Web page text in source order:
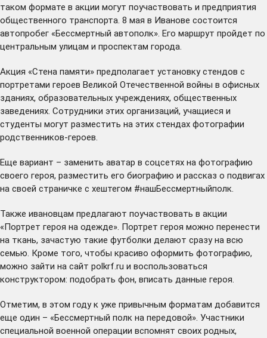
таком формате в акции могут поучаствовать и предприятия
общественного транспорта. 8 мая в Иванове состоится
автопробег «Бессмертный автополк». Его маршрут пройдет по
центральным улицам и проспектам города.
Акция «Стена памяти» предполагает установку стендов с
портретами героев Великой Отечественной войны в офисных
зданиях, образовательных учреждениях, общественных
заведениях. Сотрудники этих организаций, учащиеся и
студенты могут разместить на этих стендах фотографии
родственников-героев.
Еще вариант – заменить аватар в соцсетях на фотографию
своего героя, разместить его биографию и рассказ о подвигах
на своей страничке с хештегом #нашБессмертныйполк.
Также ивановцам предлагают поучаствовать в акции
«Портрет героя на одежде». Портрет героя можно перенести
на ткань, зачастую такие футболки делают сразу на всю
семью. Кроме того, чтобы красиво оформить фотографию,
можно зайти на сайт polkrf.ru и воспользоваться
конструктором: подобрать фон, вписать данные героя.
Отметим, в этом году к уже привычным форматам добавится
еще один – «Бессмертный полк на передовой». Участники
специальной военной операции вспомнят своих родных,